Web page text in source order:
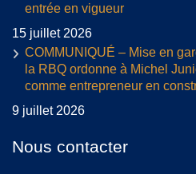
entrée en vigueur
15 juillet 2026
COMMUNIQUÉ – Mise en
la RBQ ordonne à Michel
comme entrepreneur en
9 juillet 2026
Nous contacter